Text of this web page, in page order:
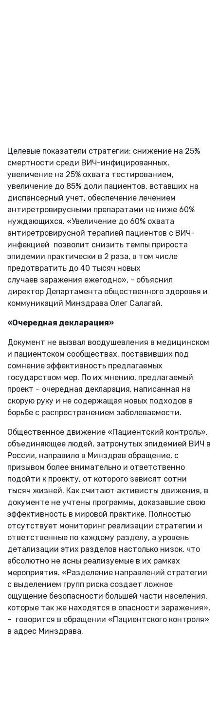
Целевые показатели стратегии: снижение на 25%
смертности среди ВИЧ-инфицированных,
увеличение на 25% охвата тестированием,
увеличение до 85% доли пациентов, вставших на
диспансерный учет, обеспечение лечением
антиретровирусными препаратами не ниже 60%
нуждающихся. «Увеличение до 60% охвата
антиретровирусной терапией пациентов с ВИЧ-
инфекцией позволит снизить темпы прироста
эпидемии практически в 2 раза, в том числе
предотвратить до 40 тысяч новых
случаев заражения ежегодно», - объяснил
директор Департамента общественного здоровья и
коммуникаций Минздрава Олег Салагай.
«Очередная декларация»
Документ не вызвал воодушевления в медицинском
и пациентском сообществах, поставивших под
сомнение эффективность предлагаемых
государством мер. По их мнению, предлагаемый
проект – очередная декларация, написанная на
скорую руку и не содержащая новых подходов в
борьбе с распространением заболеваемости.
Общественное движение «Пациентский контроль»,
объединяющее людей, затронутых эпидемией ВИЧ в
России, направило в Минздрав обращение, с
призывом более внимательно и ответственно
подойти к проекту, от которого зависят сотни
тысяч жизней. Как считают активисты движения, в
документе не учтены программы, доказавшие свою
эффективность в мировой практике. Полностью
отсутствует мониторинг реализации стратегии и
ответственные по каждому разделу, а уровень
детализации этих разделов настолько низок, что
абсолютно не ясны реализуемые в их рамках
мероприятия. «Разделение направлений стратегии
с выделением групп риска создает ложное
ощущение безопасности большей части населения,
которые так же находятся в опасности заражения»,
– говорится в обращении «Пациентского контроля»
в адрес Минздрава.